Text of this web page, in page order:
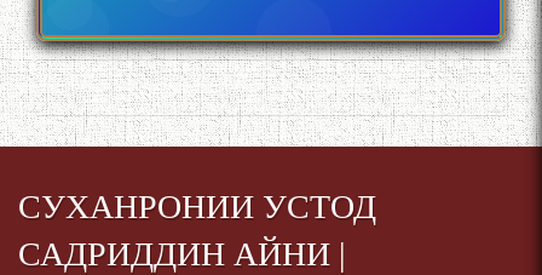
СУХАНРОНИИ УСТОД
САДРИДДИН АЙНИ |